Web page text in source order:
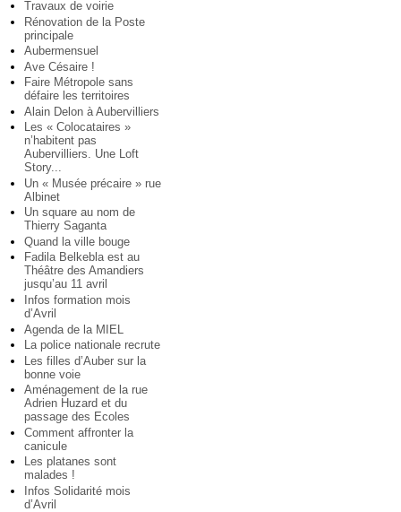
Travaux de voirie
Rénovation de la Poste
principale
Aubermensuel
Ave Césaire !
Faire Métropole sans
défaire les territoires
Alain Delon à Aubervilliers
Les « Colocataires »
n’habitent pas
Aubervilliers. Une Loft
Story...
Un « Musée précaire » rue
Albinet
Un square au nom de
Thierry Saganta
Quand la ville bouge
Fadila Belkebla est au
Théâtre des Amandiers
jusqu’au 11 avril
Infos formation mois
d’Avril
Agenda de la MIEL
La police nationale recrute
Les filles d’Auber sur la
bonne voie
Aménagement de la rue
Adrien Huzard et du
passage des Ecoles
Comment affronter la
canicule
Les platanes sont
malades !
Infos Solidarité mois
d’Avril